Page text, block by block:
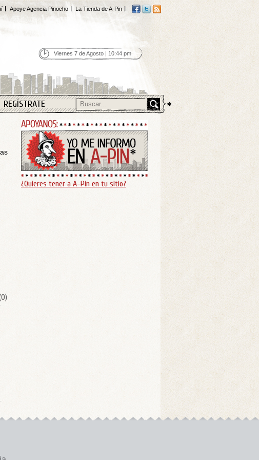
Apoye Agencia Pinocho La Tienda de A-Pin
Viernes 7 de Agosto | 10:44 pm
REGÍSTRATE
0)
¿Quieres tener a A-Pin en tu sitio?